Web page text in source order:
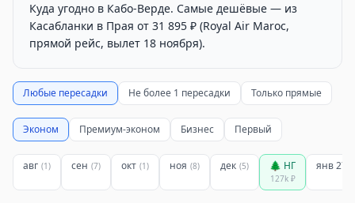
Куда угодно в Кабо-Верде. Самые дешёвые — из
Касабланки в Прая от 31 895 ₽ (Royal Air Maroc,
прямой рейс, вылет 18 ноября).
Любые пересадки Не более 1 пересадки Только прямые
Эконом Премиум-эконом Бизнес Первый
авг (1) сен (7) окт (1) ноя (8) дек (5) 🌲 НГ
127k₽
янв 27